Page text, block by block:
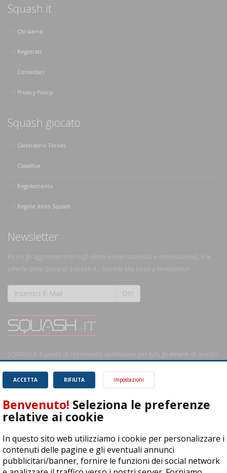
RIFIUTA
ACCETTA Impostazioni
Benvenuto! Seleziona le preferenze
relative ai cookie
In questo sito web utilizziamo i cookie per personalizzare i
contenuti delle pagine e gli eventuali annunci
pubblicitari/banner, fornire le funzioni dei social network
Squash.it
Chi siamo
Registrati
Contattaci
Privacy Policy
Squash giocato
Calendario Tornei
Classifica
Regolamento
Regole dello Squash
Newsletter
Ricevi gli aggiornamenti sugli ultimi eventi nazionali e internazionali, e le
offerte dello Store di Squash.it... Iscriviti alla nostra Newsletter!
OK!
SQUASH.it: Il punto di riferimento quotidiano per tutti gli amanti di questo
04278030988
© Copyright 2015 | All Rights Reserved - Powered byDynDevice